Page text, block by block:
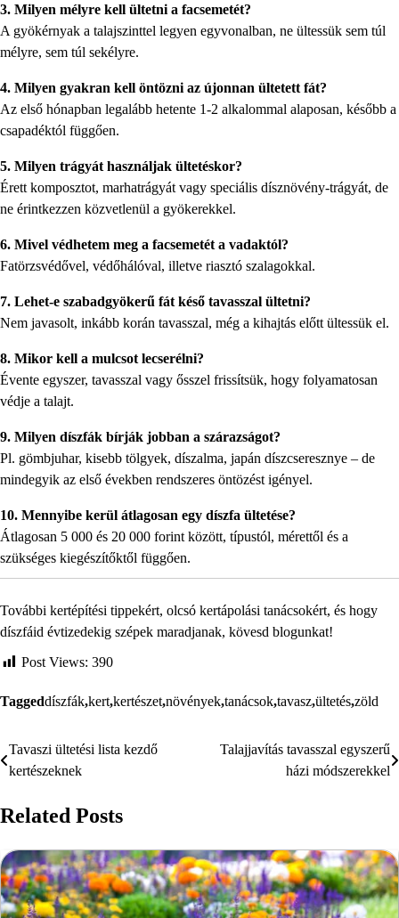
3. Milyen mélyre kell ültetni a facsemetét?
A gyökérnyak a talajszinttel legyen egyvonalban, ne ültessük sem túl
mélyre, sem túl sekélyre.
4. Milyen gyakran kell öntözni az újonnan ültetett fát?
Az első hónapban legalább hetente 1-2 alkalommal alaposan, később a
csapadéktól függően.
5. Milyen trágyát használjak ültetéskor?
Érett komposztot, marhatrágyát vagy speciális dísznövény-trágyát, de
ne érintkezzen közvetlenül a gyökerekkel.
6. Mivel védhetem meg a facsemetét a vadaktól?
Fatörzsvédővel, védőhálóval, illetve riasztó szalagokkal.
7. Lehet-e szabadgyökerű fát késő tavasszal ültetni?
Nem javasolt, inkább korán tavasszal, még a kihajtás előtt ültessük el.
8. Mikor kell a mulcsot lecserélni?
Évente egyszer, tavasszal vagy ősszel frissítsük, hogy folyamatosan
védje a talajt.
9. Milyen díszfák bírják jobban a szárazságot?
Pl. gömbjuhar, kisebb tölgyek, díszalma, japán díszcseresznye – de
mindegyik az első években rendszeres öntözést igényel.
10. Mennyibe kerül átlagosan egy díszfa ültetése?
Átlagosan 5 000 és 20 000 forint között, típustól, mérettől és a
szükséges kiegészítőktől függően.
További kertépítési tippekért, olcsó kertápolási tanácsokért, és hogy
díszfáid évtizedekig szépek maradjanak, kövesd blogunkat!
Post Views: 390
Taggeddíszfák,kert,kertészet,növények,tanácsok,tavasz,ültetés,zöld
Bejegyzés
Tavaszi ültetési lista kezdő
kertészeknek
Talajjavítás tavasszal egyszerű
házi módszerekkel
Related Posts